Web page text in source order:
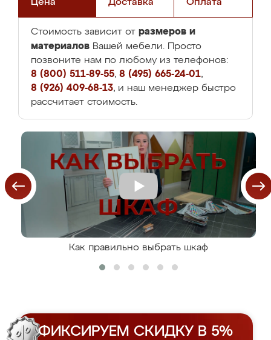
Цена Доставка Оплата
Стоимость зависит от размеров и
материалов Вашей мебели. Просто
позвоните нам по любому из телефонов:
8 (800) 511-89-55, 8 (495) 665-24-01,
8 (926) 409-68-13, и наш менеджер быстро
рассчитает стоимость.
Как правильно выбрать шкаф
ФИКСИРУЕМ СКИДКУ В 5%